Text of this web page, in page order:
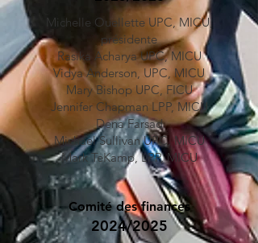
Michelle Ouellette UPC, MICU,
présidente
Rasika Acharya UPC, MICU
Vidya Anderson, UPC, MICU
Mary Bishop UPC, FICU
Jennifer Chapman LPP, MICU
Dena Farsad
Michael Sullivan UPC, MICU
Mark TeKamp, LPP, MICU
Comité des finances
2024/2025